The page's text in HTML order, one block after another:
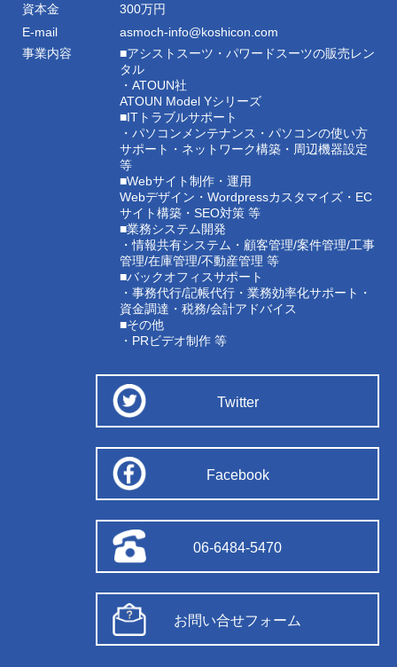
資本金
300万円
E-mail
asmoch-info@koshicon.com
事業内容
■アシストスーツ・パワードスーツの販売レン
タル
・ATOUN社
ATOUN Model Yシリーズ
■ITトラブルサポート
・パソコンメンテナンス・パソコンの使い方
サポート・ネットワーク構築・周辺機器設定
等
■Webサイト制作・運用
Webデザイン・Wordpressカスタマイズ・EC
サイト構築・SEO対策 等
■業務システム開発
・情報共有システム・顧客管理/案件管理/工事
管理/在庫管理/不動産管理 等
■バックオフィスサポート
・事務代行/記帳代行・業務効率化サポート・
資金調達・税務/会計アドバイス
■その他
・PRビデオ制作 等
Twitter
Facebook
06-6484-5470
お問い合せフォーム